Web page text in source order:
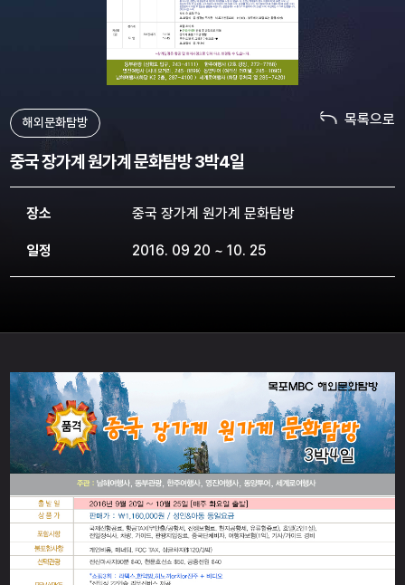
해외문화탐방
중국 장가계 원가계 문화탐방 3박4일
장소 중국 장가계 원가계 문화탐방
일정 2016. 09 20 ~ 10. 25
목록으로